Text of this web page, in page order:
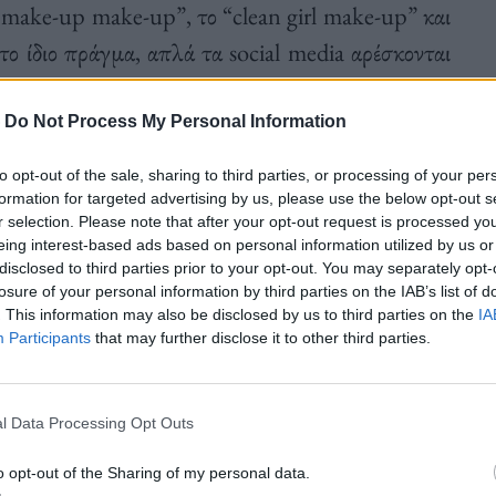
Do Not Process My Personal Information
opt-out of the sale, sharing to third parties, or processing of your
for targeted advertising by us, please use the below opt-out
selection. Please note that after your opt-out request is processed
interest-based ads based on personal information utilized by us
to third parties prior to your opt-out. You may separately
of your personal information by third parties on the IAB’s list of
This information may also be disclosed by us to third parties on the
Participants that may further disclose it to other third parties.
Data Processing Opt Outs
opt-out of the Sharing of my personal data.
up make-up”, το “clean girl make-up” και
ίδιο πράγμα, απλά τα social media αρέσκονται
να αφαιρέσουν τα fillers τους, επιδιώκοντας
αμέτρητα βίντεο με ανθρώπους που επαινούν
καθόλου μακιγιάζ, με λεζάντες όπως «η φυσική